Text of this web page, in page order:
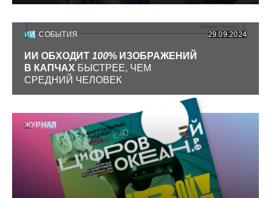
ИИ СОБЫТИЯ 29.09.2024
ИИ ОБХОДИТ 100% ИЗОБРАЖЕНИЙ
В КАПЧАХ БЫСТРЕЕ, ЧЕМ
СРЕДНИЙ ЧЕЛОВЕК
ЖУРНАЛ